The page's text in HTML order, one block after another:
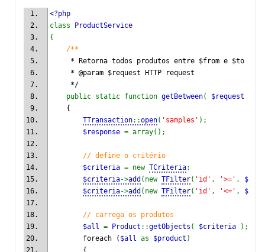
<?php
class
ProductService
{
/**
     * Retorna todos produtos entre $from e $to
     * @param $request HTTP request
     */
public static function getBetween( $request
    {
TTransaction::open( 'samples' );
$response = array();
// define o critério
$criteria = new TCriteria;
$criteria->add (new TFilter( 'id' , '>=' ,
$criteria->add (new TFilter( 'id' , '<=' ,
// carrega os produtos
$all = Product ::getObjects ( $criteria
);
        foreach (
$all as $product )
        {